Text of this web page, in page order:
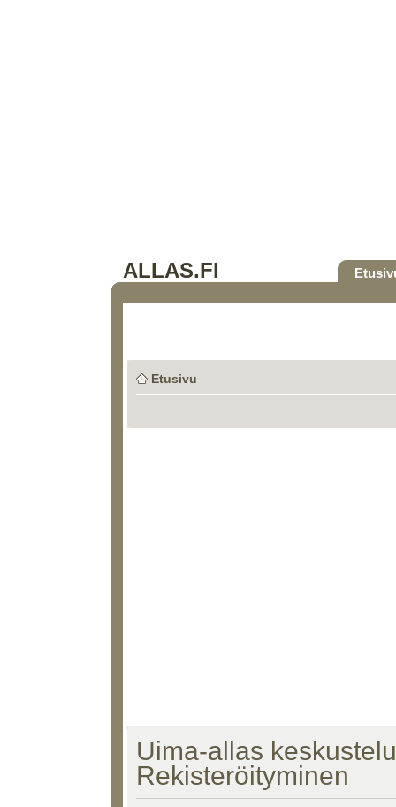
ALLAS.FI
Etusivu
Uima-allas
Rekisteröityminen